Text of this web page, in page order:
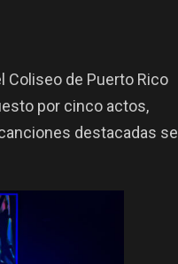
Coliseo de Puerto Rico
por cinco actos,
destacadas se